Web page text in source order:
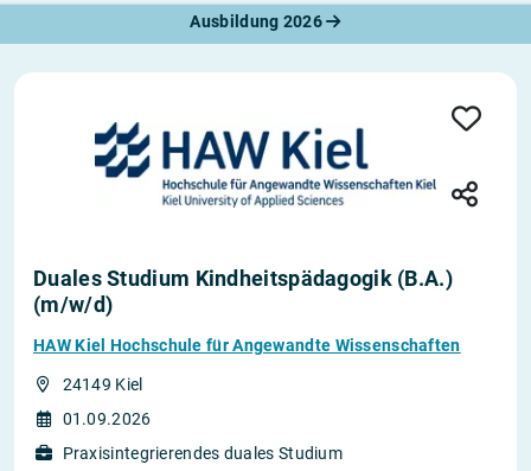
Ausbildung 2026
Duales Studium Kindheitspädagogik (B.A.)
(m/w/d)
HAW Kiel Hochschule für Angewandte Wissenschaften
24149 Kiel
01.09.2026
Praxisintegrierendes duales Studium